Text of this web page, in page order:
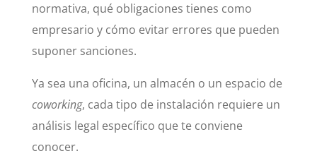
normativa, qué obligaciones tienes como
empresario y cómo evitar errores que pueden
suponer sanciones.
Ya sea una oficina, un almacén o un espacio de
coworking, cada tipo de instalación requiere un
análisis legal específico que te conviene
conocer.